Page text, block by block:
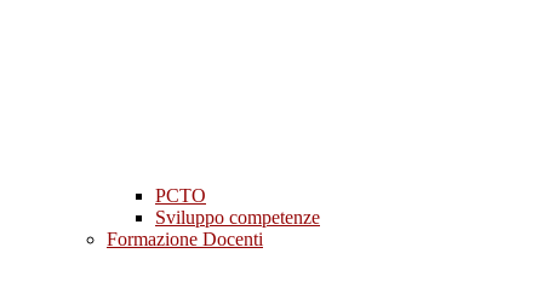
PCTO
Sviluppo competenze
Formazione Docenti